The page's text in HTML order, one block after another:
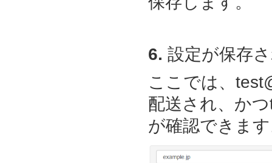
6. 設定が保存
ここでは、
配送され、か
が確認できま